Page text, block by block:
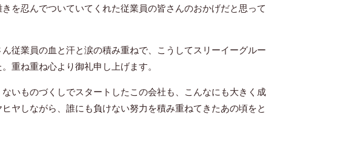
を忍んでついていてくれた従業員の皆さんのおかげだと思って
従業員の血と汗と涙の積み重ねで、こうしてスリーイーグルー
重ね重ね心より御礼申し上げます。
いものづくしでスタートしたこの会社も、こんなにも大きく成
ヤしながら、誰にも負けない努力を積み重ねてきたあの頃をと